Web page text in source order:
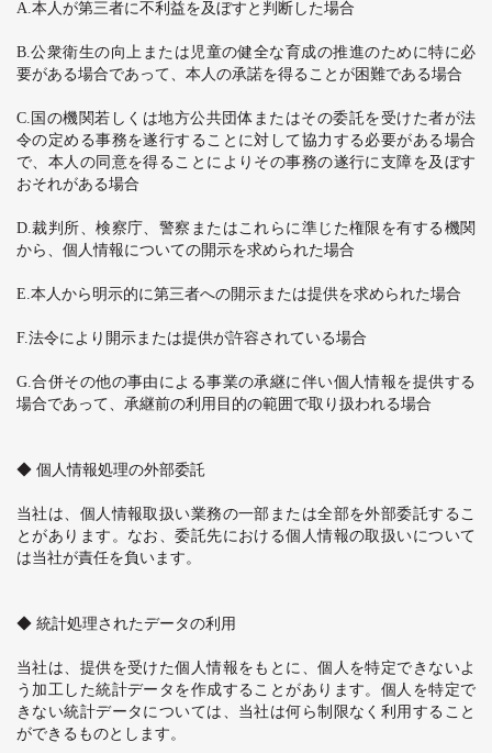
A.本人が第三者に不利益を及ぼすと判断した場合
B.公衆衛生の向上または児童の健全な育成の推進のために特に必
要がある場合であって、本人の承諾を得ることが困難である場合
C. 国の機関若しくは地方公共団体またはその委託を受けた者が法
令の定める事務を遂行することに対して協力する必要がある場合
で、本人の同意を得ることによりその事務の遂行に支障を及ぼす
おそれがある場合
D.裁判所、検察庁、警察またはこれらに準じた権限を有する機関
から、個人情報についての開示を求められた場合
E.本人から明示的に第三者への開示または提供を求められた場合
F.法令により開示または提供が許容されている場合
G.合併その他の事由による事業の承継に伴い個人情報を提供する
場合であって、承継前の利用目的の範囲で取り扱われる場合
◆ 個人情報処理の外部委託
当社は、個人情報取扱い業務の一部または全部を外部委託するこ
とがあります。なお、委託先における個人情報の取扱いについて
は当社が責任を負います。
◆ 統計処理されたデータの利用
当社は、提供を受けた個人情報をもとに、個人を特定できないよ
う加工した統計データを作成することがあります。個人を特定で
きない統計データについては、当社は何ら制限なく利用すること
ができるものとします。